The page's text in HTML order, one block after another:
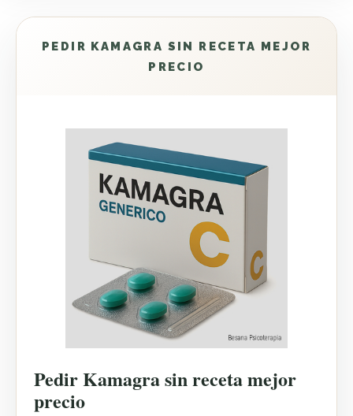
PEDIR KAMAGRA SIN RECETA MEJOR
PRECIO
Pedir Kamagra sin receta mejor
precio